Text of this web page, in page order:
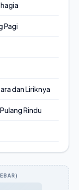
Pagi
dan Liriknya
Rindu